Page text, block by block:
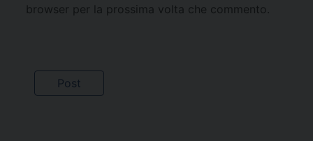
browser per la prossima volta che commento.